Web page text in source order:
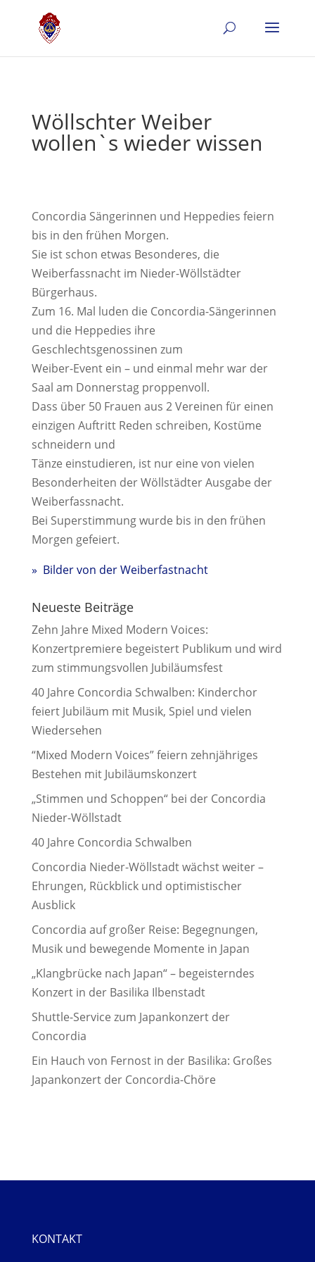
Wöllschter Weiber
wollen`s wieder wissen
Concordia Sängerinnen und Heppedies feiern
bis in den frühen Morgen.
Sie ist schon etwas Besonderes, die
Weiberfassnacht im Nieder-Wöllstädter
Bürgerhaus.
Zum 16. Mal luden die Concordia-Sängerinnen
und die Heppedies ihre
Geschlechtsgenossinen zum
Weiber-Event ein – und einmal mehr war der
Saal am Donnerstag proppenvoll.
Dass über 50 Frauen aus 2 Vereinen für einen
einzigen Auftritt Reden schreiben, Kostüme
schneidern und
Tänze einstudieren, ist nur eine von vielen
Besonderheiten der Wöllstädter Ausgabe der
Weiberfassnacht.
Bei Superstimmung wurde bis in den frühen
Morgen gefeiert.
» Bilder von der Weiberfastnacht
Neueste Beiträge
Zehn Jahre Mixed Modern Voices:
Konzertpremiere begeistert Publikum und wird
zum stimmungsvollen Jubiläumsfest
40 Jahre Concordia Schwalben: Kinderchor
feiert Jubiläum mit Musik, Spiel und vielen
Wiedersehen
“Mixed Modern Voices” feiern zehnjähriges
Bestehen mit Jubiläumskonzert
„Stimmen und Schoppen“ bei der Concordia
Nieder-Wöllstadt
40 Jahre Concordia Schwalben
Concordia Nieder-Wöllstadt wächst weiter –
Ehrungen, Rückblick und optimistischer
Ausblick
Concordia auf großer Reise: Begegnungen,
Musik und bewegende Momente in Japan
„Klangbrücke nach Japan“ – begeisterndes
Konzert in der Basilika Ilbenstadt
Shuttle-Service zum Japankonzert der
Concordia
Ein Hauch von Fernost in der Basilika: Großes
Japankonzert der Concordia-Chöre
KONTAKT